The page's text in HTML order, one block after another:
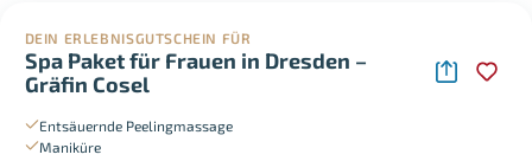
DEIN ERLEBNISGUTSCHEIN FÜR
Spa Paket für Frauen in Dresden –
Gräfin Cosel
Entsäuernde Peelingmassage
Maniküre